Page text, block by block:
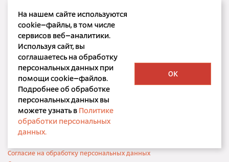
Медийная реклама
SMM
SERM
ООО «Корпорация РБС»
bdbd.ru, 2001 — 2026
Согласие на обработку персональных данных
На нашем сайте используются
cookie–файлы, в том числе
сервисов веб–аналитики.
Используя сайт, вы
соглашаетесь на обработку
персональных данных при
помощи cookie–файлов.
Подробнее об обработке
персональных данных вы
можете узнать в Политике
обработки персональных
данных.
OK